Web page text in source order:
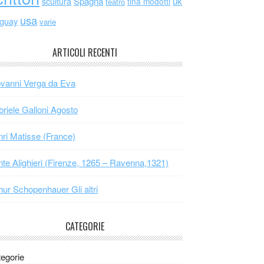
usa varie
ARTICOLI RECENTI
Verga da Eva
Galloni Agosto
Matisse (France)
Alighieri (Firenze, 1265 – Ravenna,1321)
Schopenhauer Gli altri
CATEGORIE